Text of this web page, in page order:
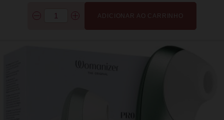
ADICIONAR AO CARRINHO